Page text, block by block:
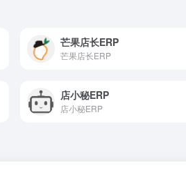
芒果店长ERP
芒果店长ERP
店小秘ERP
店小秘ERP